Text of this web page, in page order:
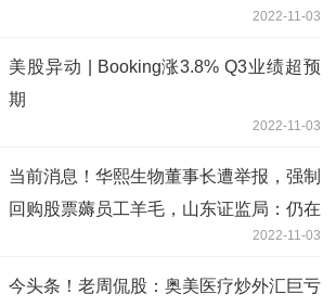
2022-11-03
美股异动 | Booking涨3.8% Q3业绩超预
期
2022-11-03
当前消息！华熙生物董事长遭举报，强制
回购股票薅员工羊毛，山东证监局：仍在
2022-11-03
今头条！老周侃股：奥美医疗炒外汇巨亏